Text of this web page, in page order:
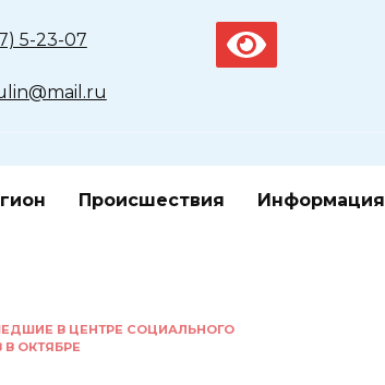
5-23-07
Происшествия Информация
В ЦЕНТРЕ СОЦИАЛЬНОГО
ОКТЯБРЕ